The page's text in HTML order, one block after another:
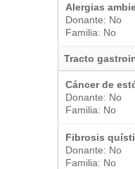
Alergias
Donante: No
Familia: No
Tracto
Cáncer de
Donante: No
Familia: No
Fibrosis
Donante: No
Familia: No